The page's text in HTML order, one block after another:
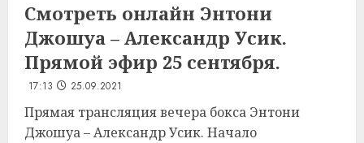
Смотреть онлайн Энтони
Джошуа – Александр Усик.
Прямой эфир 25 сентября.
17:13 25.09.2021
Прямая трансляция вечера бокса Энтони
Джошуа – Александр Усик. Начало